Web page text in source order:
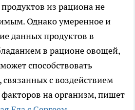
из рациона не
Однако умеренное и
данных продуктов в
в рационе овощей,
способствовать
с воздействием
на организм, пишет